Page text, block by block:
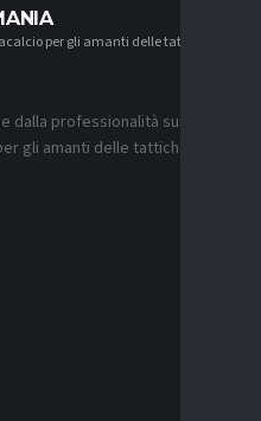
per gli amanti delle tattiche
dalla professionalità sui
gli amanti delle tattiche